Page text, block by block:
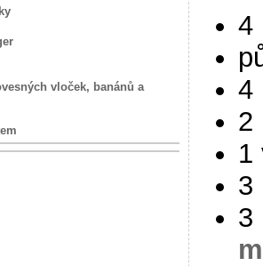
vloček, banánů a
4
4
2
1
3
3